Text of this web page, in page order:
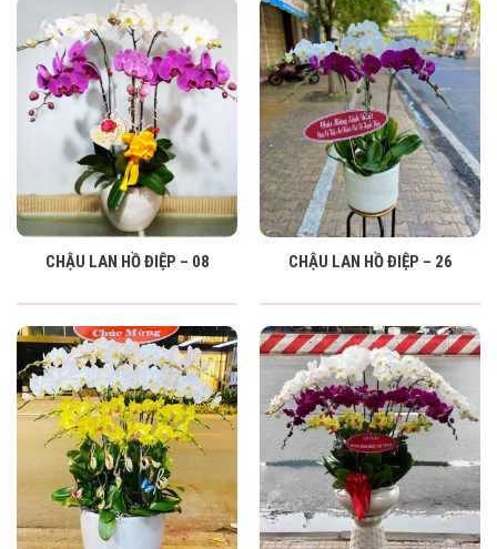
CHẬU LAN HỒ ĐIỆP – 08 CHẬU LAN HỒ ĐIỆP – 26